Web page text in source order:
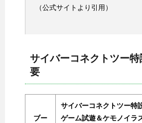
（公式サイトより引用）
サイバーコネクトツー
要
ブー
サイバーコネクトツー特
ゲーム試遊＆ケモノイラ